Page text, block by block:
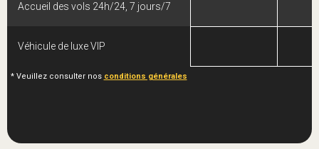
Accueil des vols 24h/24, 7 jours/7
Véhicule de luxe VIP
* Veuillez consulter nos conditions générales